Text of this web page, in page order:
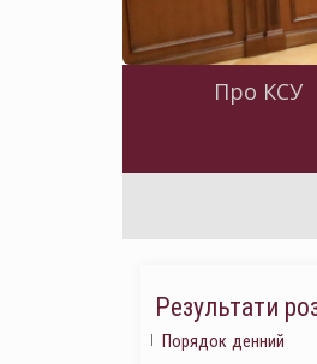
Про КСУ
Результати
Порядок денний